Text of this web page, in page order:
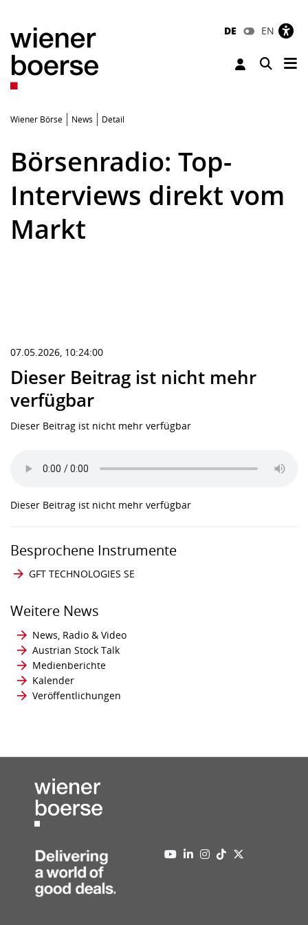
DE EN
Toggle
Wiener Börse News Detail
Börsenradio: Top-
Interviews direkt vom
Markt
07.05.2026, 10:24:00
Dieser Beitrag ist nicht mehr
verfügbar
Dieser Beitrag ist nicht mehr verfügbar
Dieser Beitrag ist nicht mehr verfügbar
Besprochene Instrumente
GFT TECHNOLOGIES SE
Weitere News
News, Radio & Video
Austrian Stock Talk
Medienberichte
Kalender
Veröffentlichungen